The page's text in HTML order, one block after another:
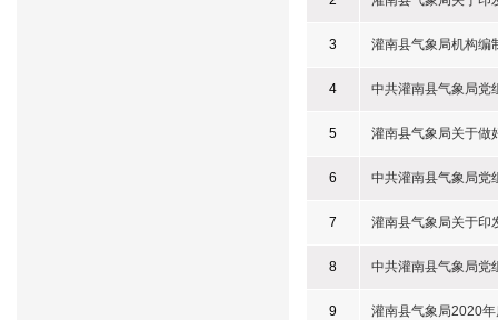
3 灌南县气象局机构编
4 中共灌南县气象局党
5 灌南县气象局关于做
6 中共灌南县气象局党
7 灌南县气象局关于印
8 中共灌南县气象局党
9 灌南县气象局2020